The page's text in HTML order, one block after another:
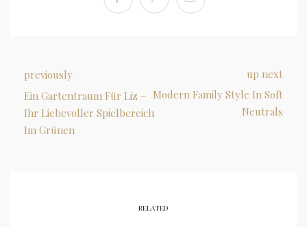
previously
Ein Gartentraum Für Liz –
Ihr Liebevoller Spielbereich
Im Grünen
up next
Modern Family Style In Soft
Neutrals
RELATED